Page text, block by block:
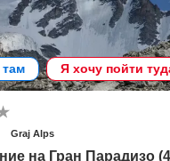
Я хочу пойти
Graj Alps
на Гран Парадизо